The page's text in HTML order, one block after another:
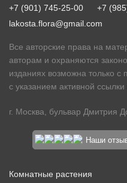
+7 (901) 745-25-00
+7
lakosta.flora@gmail.com
Все авторские права на
авторам и охраняются
изданиях возможна только с
с указанием активной ссылки
г. Москва, бульвар Дмитрия
Наши
Комнатные растения